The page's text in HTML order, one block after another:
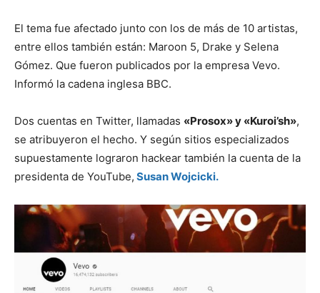
El tema fue afectado junto con los de más de 10 artistas,
entre ellos también están: Maroon 5, Drake y Selena
Gómez. Que fueron publicados por la empresa Vevo.
Informó la cadena inglesa BBC.
Dos cuentas en Twitter, llamadas «Prosox» y «Kuroi’sh»,
se atribuyeron el hecho. Y según sitios especializados
supuestamente lograron hackear también la cuenta de la
presidenta de YouTube, Susan Wojcicki.